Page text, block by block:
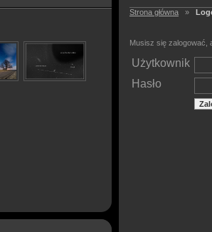
Strona główna »
Musisz się zalogować,
Użytkownik
Hasło